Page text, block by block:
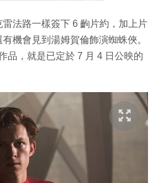
法路一樣簽下 6 齣片約，加上片
機會見到湯姆賀倫飾演蜘蛛俠。
品，就是已定於 7 月 4 日公映的